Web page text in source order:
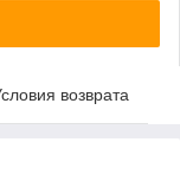
возврата